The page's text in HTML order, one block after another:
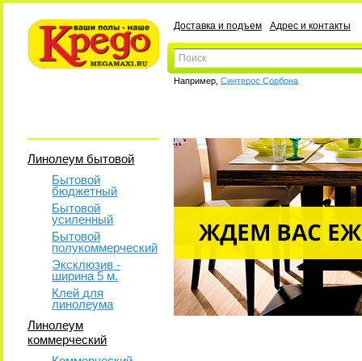
Доставка и подъем Адрес и контакты
Например, Синтерос Сорбона
Линолеум бытовой
Бытовой
бюджетный
Бытовой
усиленный
Бытовой
полукоммерческий
Эксклюзив -
ширина 5 м.
Клей для
линолеума
Линолеум
коммерческий